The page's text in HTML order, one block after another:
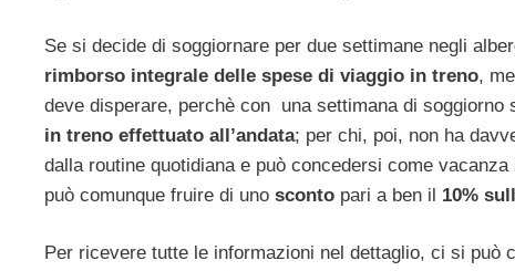
Se si decide di soggiornare per due settimane negli
rimborso integrale delle spese di viaggio in treno,
deve disperare, perchè con una settimana di soggiorno
in treno effettuato all’andata; per chi, poi, non ha
dalla routine quotidiana e può concedersi come
può comunque fruire di uno sconto pari a ben il 10%
Per ricevere tutte le informazioni nel dettaglio, ci si può